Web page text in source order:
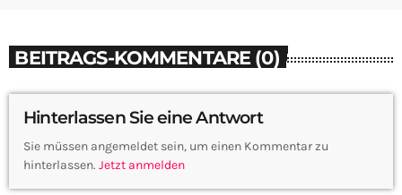
BEITRAGS-KOMMENTARE (0)
Hinterlassen Sie eine Antwort
Sie müssen angemeldet sein, um einen Kommentar zu
hinterlassen. Jetzt anmelden